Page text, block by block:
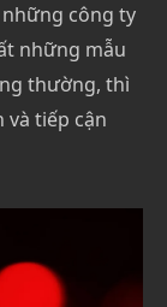
công ty
những mẫu
thường, thì
tiếp cận